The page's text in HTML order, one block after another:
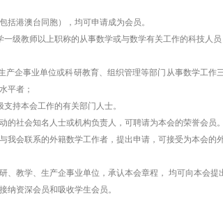
澳台同胞），均可申请成为会员。
教师以上职称的从事数学或与数学有关工作的科技人员
事业单位或科研教育、组织管理等部门从事数学工作
平者；
本会工作的有关部门人士。
会知名人士或机构负责人，可聘请为本会的荣誉会员。
联系的外籍数学工作者，提出申请，可接受为本会的外
学、生产企事业单位，承认本会章程， 均可向本会提
资深会员和吸收学生会员。